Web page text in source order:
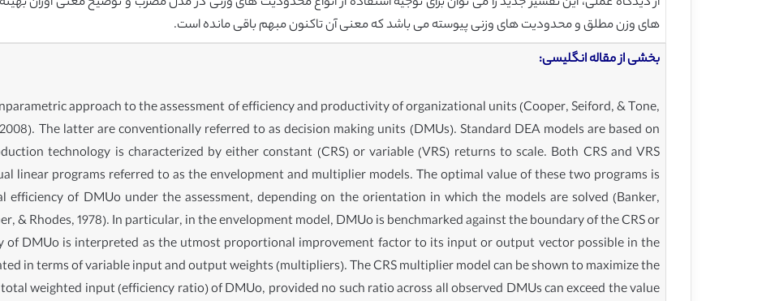
های وزن مطلق و محدودیت های وزنی پیوسته می باشد که معنی آن تاکنون مبهم باقی مانده است.
بخشی از مقاله انگلیسی:
approach to the assessment of efficiency and productivity of organizational units (Cooper, Seiford, & Tone,
The latter are conventionally referred to as decision making units (DMUs). Standard DEA models are based on
technology is characterized by either constant (CRS) or variable (VRS) returns to scale. Both CRS and VRS
linear programs referred to as the envelopment and multiplier models. The optimal value of these two programs is
of DMUo under the assessment, depending on the orientation in which the models are solved (Banker,
& Rhodes, 1978). In particular, in the envelopment model, DMUo is benchmarked against the boundary of the CRS or
of DMUo is interpreted as the utmost proportional improvement factor to its input or output vector possible in the
in terms of variable input and output weights (multipliers). The CRS multiplier model can be shown to maximize the
weighted input (efficiency ratio) of DMUo, provided no such ratio across all observed DMUs can exceed the value